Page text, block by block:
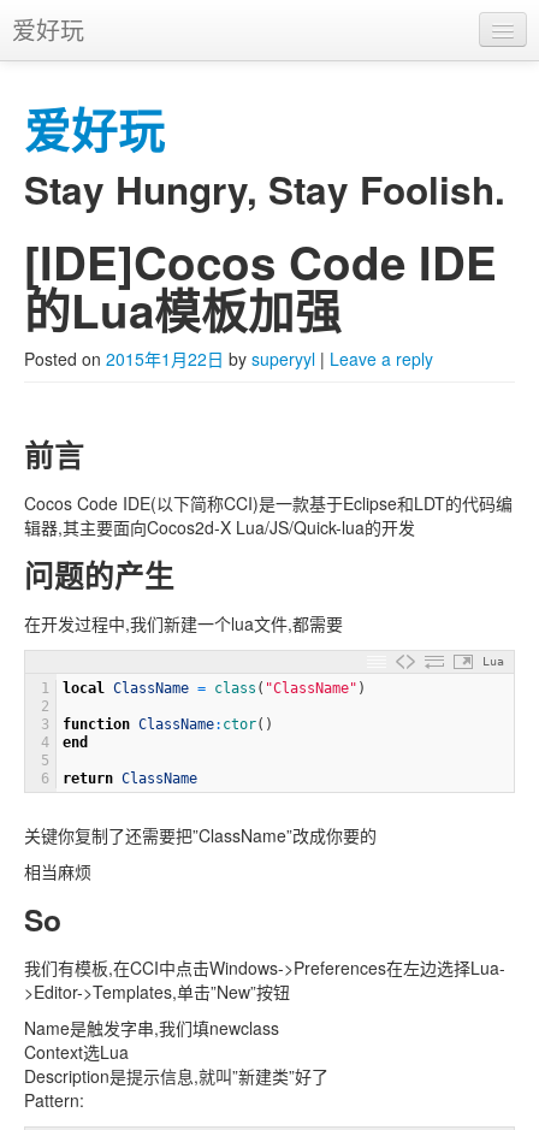
爱好玩
Stay Hungry, Stay Foolish.
Main menu
Skip to primary content
Skip to secondary content
爱好玩
APP
推广
[IDE]Cocos Code IDE
的Lua模板加强
Posted on 2015年1月22日 by superyyl | Leave a reply
前言
Cocos Code IDE(以下简称CCI)是一款基于Eclipse和LDT的代码编
辑器,其主要面向Cocos2d-X Lua/JS/Quick-lua的开发
问题的产生
在开发过程中,我们新建一个lua文件,都需要
Lua
1
2
3
4
5
6
local ClassName = class ( "ClassName" )
function ClassName: ctor( )
end
return ClassName
关键你复制了还需要把”ClassName”改成你要的
相当麻烦
So
我们有模板,在CCI中点击Windows->Preferences在左边选择Lua-
>Editor->Templates,单击”New”按钮
Name是触发字串,我们填newclass
Context选Lua
Description是提示信息,就叫”新建类”好了
Pattern: